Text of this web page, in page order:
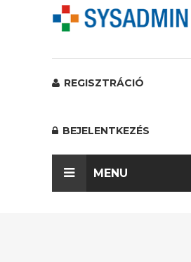
REGISZTRÁCIÓ
BEJELENTKEZÉS
MENU